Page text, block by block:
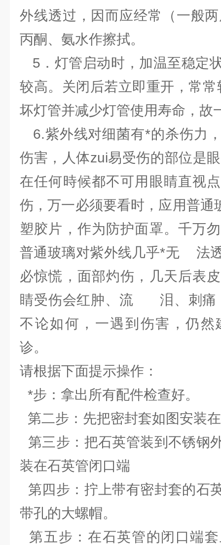
外线透过，因而应经常（一般
丙酮、氨水作擦拭。
5．灯管启动时，加温至稳定
较高。关闭后若立即重开，常
坏灯管并减少灯管使用寿命，故
6.紫外线对细菌有*的杀伤力
伤害，人体zui易受伤的部位是
在任何時候都不可用眼睛直视
伤，万一必须要看时，应用普
塑胶片，作为防护面罩。千万
普通玻璃对紫外线几乎*无 法
必惊慌，面部灼伤，几天后表
睛受伤会红肿、流 泪、刺痛
不论如何，一遇到伤害，仍然
诊。
请根据下面提示操作：
*步：拿出所有配件检查好。
第二步：先把密封套如图安装
第三步：把石英管装到不锈钢
装在石英管闭口端
第四步：拧上带有密封套的石
带孔的大螺帽。
第五步：在石英管的闭口端